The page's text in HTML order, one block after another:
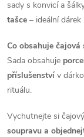
i
s
u
sady s konvicí a
tašce – ideální
Co obsahuje
Sada obsahuje
příslušenství v
rituálu.
Vychutnejte si
soupravu a